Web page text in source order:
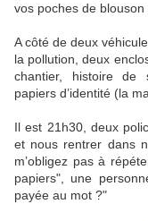
vos poches de blouson
A côté de deux
la pollution, deux
chantier, histoire de
papiers d’identité (la
Il est 21h30, deux
et nous rentrer dans
m’obligez pas à
papiers", une
payée au mot ?"